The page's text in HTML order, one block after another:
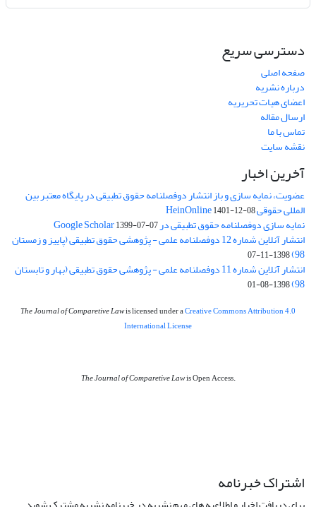
دسترسی سریع
صفحه اصلی
درباره نشریه
اعضای هیات تحریریه
ارسال مقاله
تماس با ما
نقشه سایت
آخرین اخبار
عضویت، نمایه سازی و باز انتشار دوفصلنامه حقوق تطبیقی در پایگاه معتبر بین
المللی حقوقی HeinOnline1401-12-08
نمایه سازی دوفصلنامه حقوق تطبیقی در Google Scholar1399-07-07
انتشار آنلاین شماره 12 دوفصلنامه علمی - پژوهشی حقوق تطبیقی (پاییز و زمستان
98)
1398-11-07
انتشار آنلاین شماره 11 دوفصلنامه علمی - پژوهشی حقوق تطبیقی (بهار و تابستان
98)
1398-08-01
The Journal of Comparetive Lawis licensed under aCreative Commons Attribution 4.0
International License
The Journal of Comparetive Lawis Open Access.
اشتراک خبرنامه